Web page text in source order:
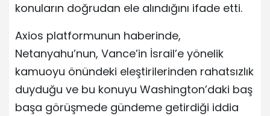
konuların doğrudan ele alındığını ifade etti.
Axios platformunun haberinde,
Netanyahu’nun, Vance’in İsrail’e yönelik
kamuoyu önündeki eleştirilerinden rahatsızlık
duyduğu ve bu konuyu Washington’daki baş
başa görüşmede gündeme getirdiği iddia